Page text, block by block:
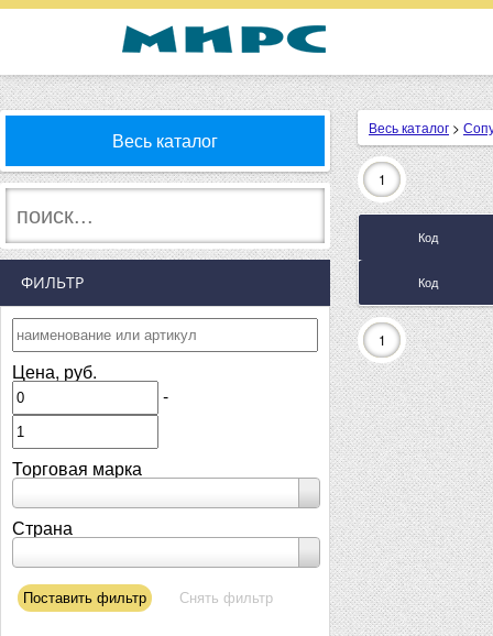
Весь каталог
ФИЛЬТР
Цена, руб.
-
Торговая марка
Страна
Весь каталог >
1
Код
Код
1